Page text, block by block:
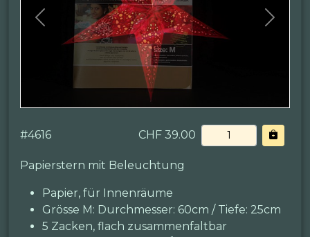
Previous Next
#4616 CHF 39.00
Papierstern mit Beleuchtung
Papier, für Innenräume
Grösse M: Durchmesser: 60cm / Tiefe: 25cm
5 Zacken, flach zusammenfaltbar